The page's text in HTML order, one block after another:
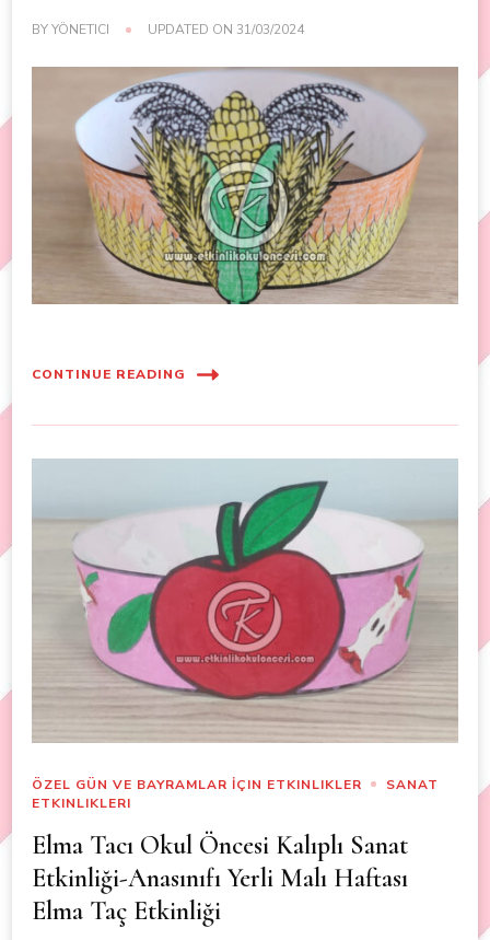
BYYÖNETICI UPDATED ON 31/03/2024
CONTINUE READING
ÖZEL GÜN VE BAYRAMLAR İÇIN ETKINLIKLER
SANAT
ETKINLIKLERI
Elma Tacı Okul Öncesi Kalıplı Sanat
Etkinliği-Anasınıfı Yerli Malı Haftası
Elma Taç Etkinliği